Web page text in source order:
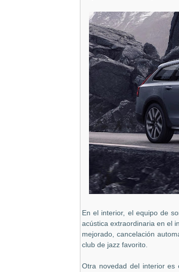
En el interior, el equipo de
acústica extraordinaria en el
mejorado, cancelación
club de jazz favorito.
Otra novedad del interior